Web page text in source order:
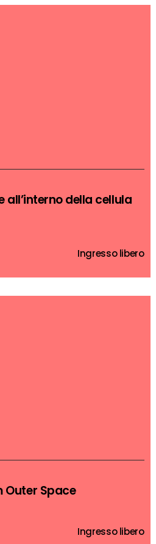
della cellula
Ingresso libero
Outer Space
Ingresso libero